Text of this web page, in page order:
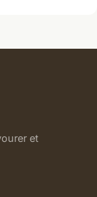
et